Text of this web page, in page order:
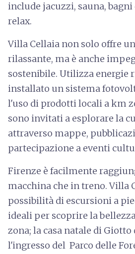
include jacuzzi, sauna,
relax.
Villa Cellaia non solo offre
rilassante, ma è anche
sostenibile. Utilizza energie
installato un sistema
l'uso di prodotti locali a km
sono invitati a esplorare la
attraverso mappe,
partecipazione a eventi
Firenze è facilmente
macchina che in treno. Villa
possibilità di escursioni a
ideali per scoprire la
zona; la casa natale di Giotto
l'ingresso del Parco delle